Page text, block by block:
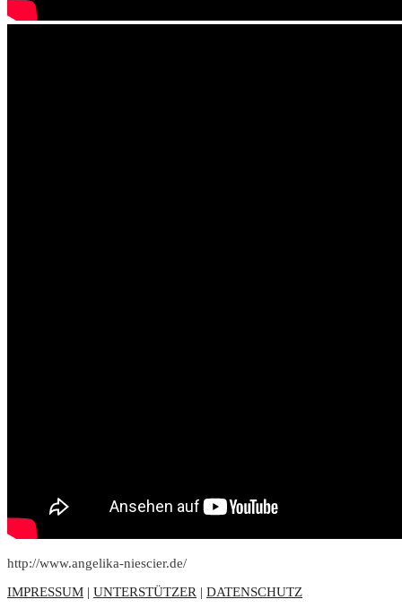
http://www.angelika-niescier.de/
IMPRESSUM | UNTERSTÜTZER | DATENSCHUTZ